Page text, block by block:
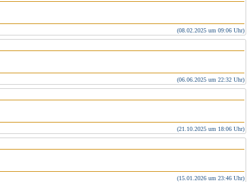
(08.02.2025 um 09:06 Uhr)
(06.06.2025 um 22:32 Uhr)
(21.10.2025 um 18:06 Uhr)
(15.01.2026 um 23:46 Uhr)